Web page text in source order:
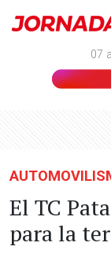
07
El TC
para la